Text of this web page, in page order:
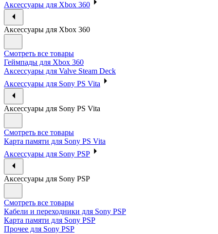
Аксессуары для Xbox 360
Аксессуары для Xbox 360
Смотреть все товары
Геймпады для Xbox 360
Аксессуары для Valve Steam Deck
Аксессуары для Sony PS Vita
Аксессуары для Sony PS Vita
Смотреть все товары
Карта памяти для Sony PS Vita
Аксессуары для Sony PSP
Аксессуары для Sony PSP
Смотреть все товары
Кабели и переходники для Sony PSP
Карта памяти для Sony PSP
Прочее для Sony PSP